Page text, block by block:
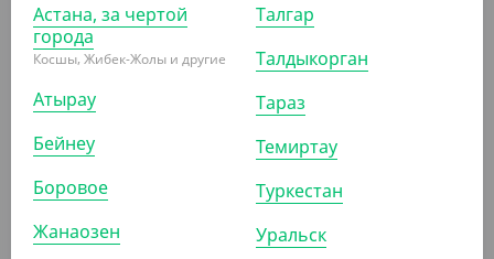
8 210.20
Средство против ржавчины и налета "Cif" ("Сиф"), 5 л
Астана, за чертой
города
Косшы, Жибек-Жолы и другие
Атырау
Бейнеу
Боровое
Жанаозен
Талгар
Талдыкорган
Тараз
Темиртау
Туркестан
Уральск